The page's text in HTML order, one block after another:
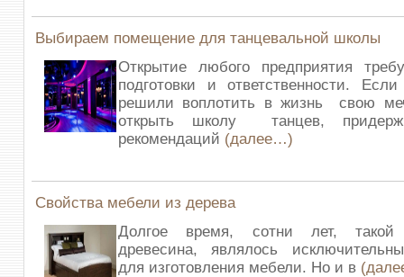
Выбираем помещение для танцевальной школы
Открытие любого предприятия
подготовки и ответственности.
решили воплотить в жизнь свою
открыть школу танцев,
рекомендаций (далее…)
Свойства мебели из дерева
Долгое время, сотни лет, такой
древесина, являлось
для изготовления мебели. Но и в